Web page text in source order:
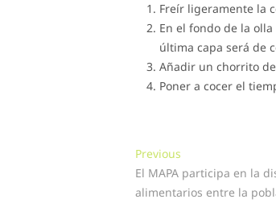
Freír ligeramente la
En el fondo de la
última capa será de
Añadir un chorrito
Poner a cocer el
Navegación
de
Previous
post:
El MAPA participa en la
alimentarios entre la